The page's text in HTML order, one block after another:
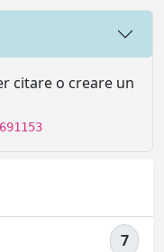
citare o creare un
7